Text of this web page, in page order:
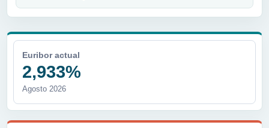
Euribor actual
2,933%
Agosto 2026